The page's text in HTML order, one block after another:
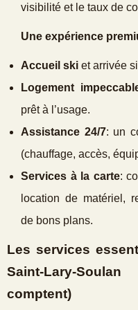
visibilité et le taux de
Une expérience
Accueil ski et arrivée
Logement
prêt à l’usage.
Assistance 24/7: un
(chauffage, accès,
Services à la carte:
location de matériel,
de bons plans.
Les services
comptent)